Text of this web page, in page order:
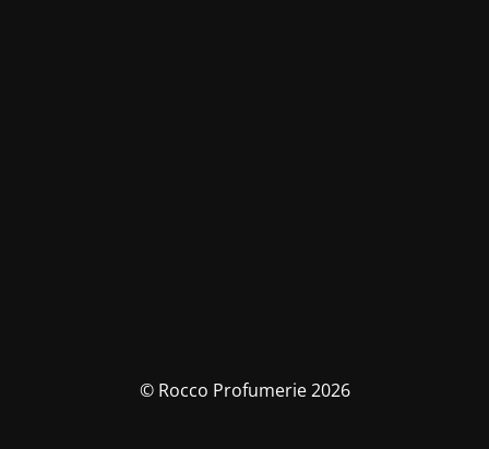
© Rocco Profumerie 2026